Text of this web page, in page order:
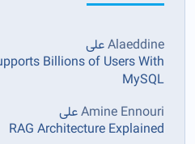
Alaeddineعلى
Billions of Users With
MySQL
Amine Ennouriعلى
RAG Architecture Explained